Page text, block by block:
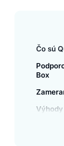
Čo sú
Box